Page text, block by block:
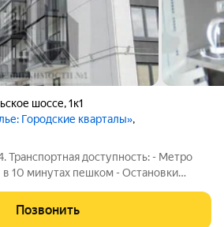
шоссе,1к1
Городские кварталы»,
Транспортная доступность: - Метро
10 минутах пешком - Остановки
- Рядом с домом расположены
кафе
Позвонить